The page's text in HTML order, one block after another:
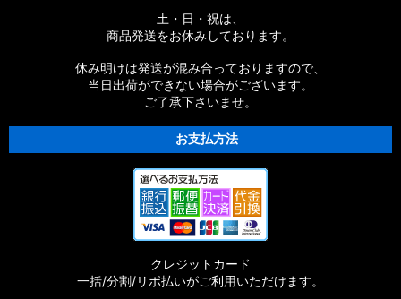
【シマノ】20ストラディックSW［STRADIC SW］対応 カスタ
【シマノ】18ストラディックSW［STRADIC SW］対応 カスタ
【シマノ】15-16ストラディック［STRADIC］対応 カスタムパ
【シマノ】17サステイン［SUSTAIN］対応 カスタムパーツ
【シマノ】11バイオマスター［BIOMASTER］対応 カスタムパ
土・日・祝は、
商品発送をお休みしております。
休み明けは発送が混み合っておりますので、
当日出荷ができない場合がございます。
ご了承下さいませ。
お支払方法
クレジットカード
一括/分割/リボ払いがご利用いただけます。